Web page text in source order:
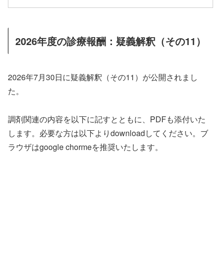
2026年度の診療報酬：疑義解釈（その11）
2026年7月30日に疑義解釈（その11）が公開されまし
た。
調剤関連の内容を以下に記すとともに、PDFも添付いた
します。必要な方は以下よりdownloadしてください。ブ
ラウザはgoogle chormeを推奨いたします。